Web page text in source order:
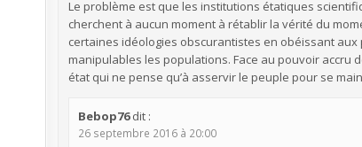
Le problème est que les institutions étatiques
cherchent à aucun moment à rétablir la vérité du
certaines idéologies obscurantistes en obéissant
manipulables les populations. Face au pouvoir accru
état qui ne pense qu’à asservir le peuple pour se
Bebop76 dit :
26 septembre 2016 à 20:00